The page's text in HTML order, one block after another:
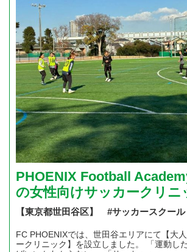
PHOENIX Football
の女性向けサッカークリニ
【東京都世田谷区】 #サッカースクール
FC PHOENIXでは、世田谷エリアにて【大
ークリニック】を設立しました。 「運動し